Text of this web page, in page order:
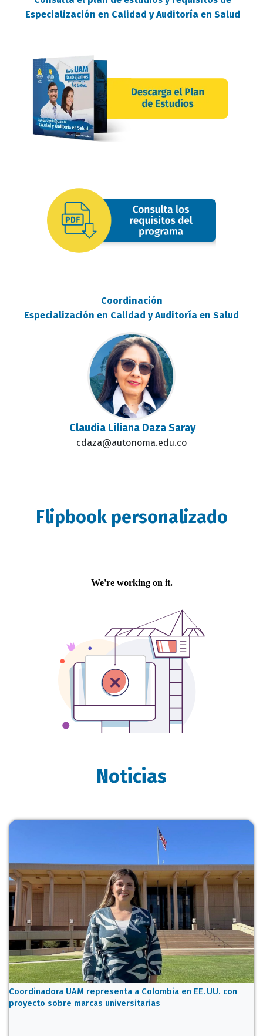
Especialización en Calidad y Auditoría en Salud
image
Coordinación
Especialización en Calidad y Auditoría en Salud
Claudia Liliana Daza Saray
cdaza@autonoma.edu.co
Flipbook personalizado
Noticias
Coordinadora UAM representa a Colombia en EE. UU. con
proyecto sobre marcas universitarias